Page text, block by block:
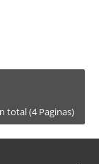
total (4 Paginas)